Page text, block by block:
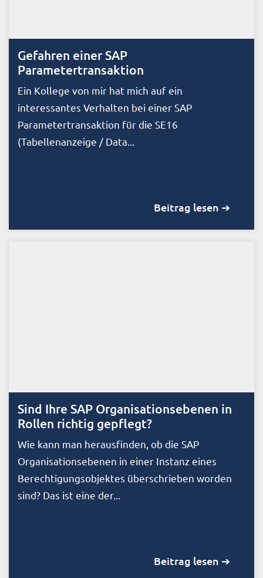
Gefahren einer SAP
Parametertransaktion
Ein Kollege von mir hat mich auf ein
interessantes Verhalten bei einer SAP
Parametertransaktion für die SE16
(Tabellenanzeige / Data...
Beitrag lesen ➔
Sind Ihre SAP Organisationsebenen in
Rollen richtig gepflegt?
Wie kann man herausfinden, ob die SAP
Organisationsebenen in einer Instanz eines
Berechtigungsobjektes überschrieben worden
sind? Das ist eine der...
Beitrag lesen ➔